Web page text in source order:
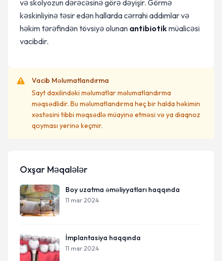
və skolyozun dərəcəsinə görə dəyişir. Görmə
kəskinliyinə təsir edən hallarda cərrahi addımlar və
həkim tərəfindən tövsiyə olunan antibiotikmüalicəsi
vacibdir.
Vacib Məlumatlandırma
Sayt daxilindəki məlumatlar məlumatlandırma
məqsədlidir. Bu məlumatlandırma heç bir halda həkimin
xəstəsini tibbi məqsədlə müayinə etməsi və ya diaqnoz
qoyması yerinə keçmir.
Oxşar Məqalələr
Boy uzatma əməliyyatları haqqında
11 mar 2024
İmplantasiya haqqında
11 mar 2024